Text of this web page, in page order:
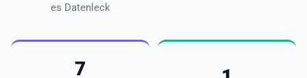
es Datenleck
7